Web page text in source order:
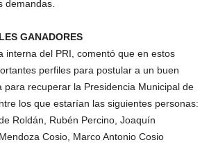
demandas.
GANADORES
interna del PRI, comentó que en estos
perfiles para postular a un buen
para recuperar la Presidencia Municipal de
los que estarían las siguientes personas:
Roldán, Rubén Percino, Joaquín
Cosio, Marco Antonio Cosio